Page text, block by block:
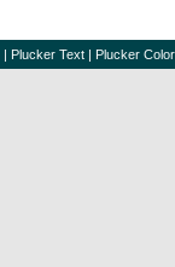
| Plucker Text | Plucker Color